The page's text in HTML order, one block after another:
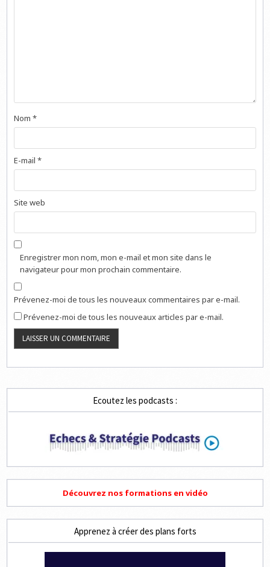
Nom*
E-mail*
Site web
Enregistrer mon nom, mon e-mail et mon site dans le
navigateur pour mon prochain commentaire.
Prévenez-moi de tous les nouveaux commentaires par e-mail.
Prévenez-moi de tous les nouveaux articles par e-mail.
Ecoutez les podcasts :
Découvrez nos formations en vidéo
Apprenez à créer des plans forts